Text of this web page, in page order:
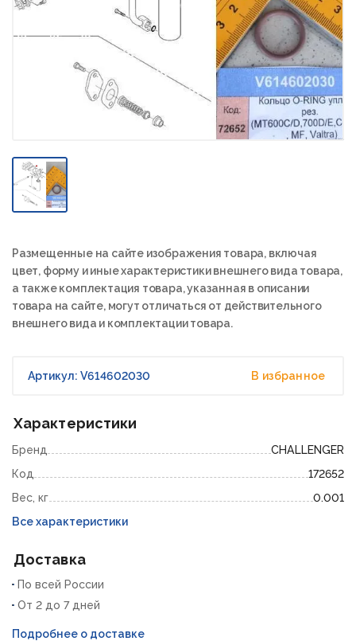
Размещенные на сайте изображения товара, включая
цвет, форму и иные характеристики внешнего вида товара,
а также комплектация товара, указанная в описании
товара на сайте, могут отличаться от действительного
внешнего вида и комплектации товара.
Артикул: V614602030 В избранное
Характеристики
Бренд
CHALLENGER
Код
172652
Вес, кг
0.001
Все характеристики
Доставка
По всей России
От 2 до 7 дней
Подробнее о доставке